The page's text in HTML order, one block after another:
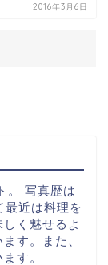
2016年3月6日
。 写真歴は
最近は料理を
く魅せるよ
す。また、
す。